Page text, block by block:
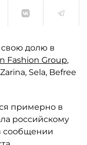
долю в
Fashion Group,
Sela, Befree
примерно в
российскому
сообщении